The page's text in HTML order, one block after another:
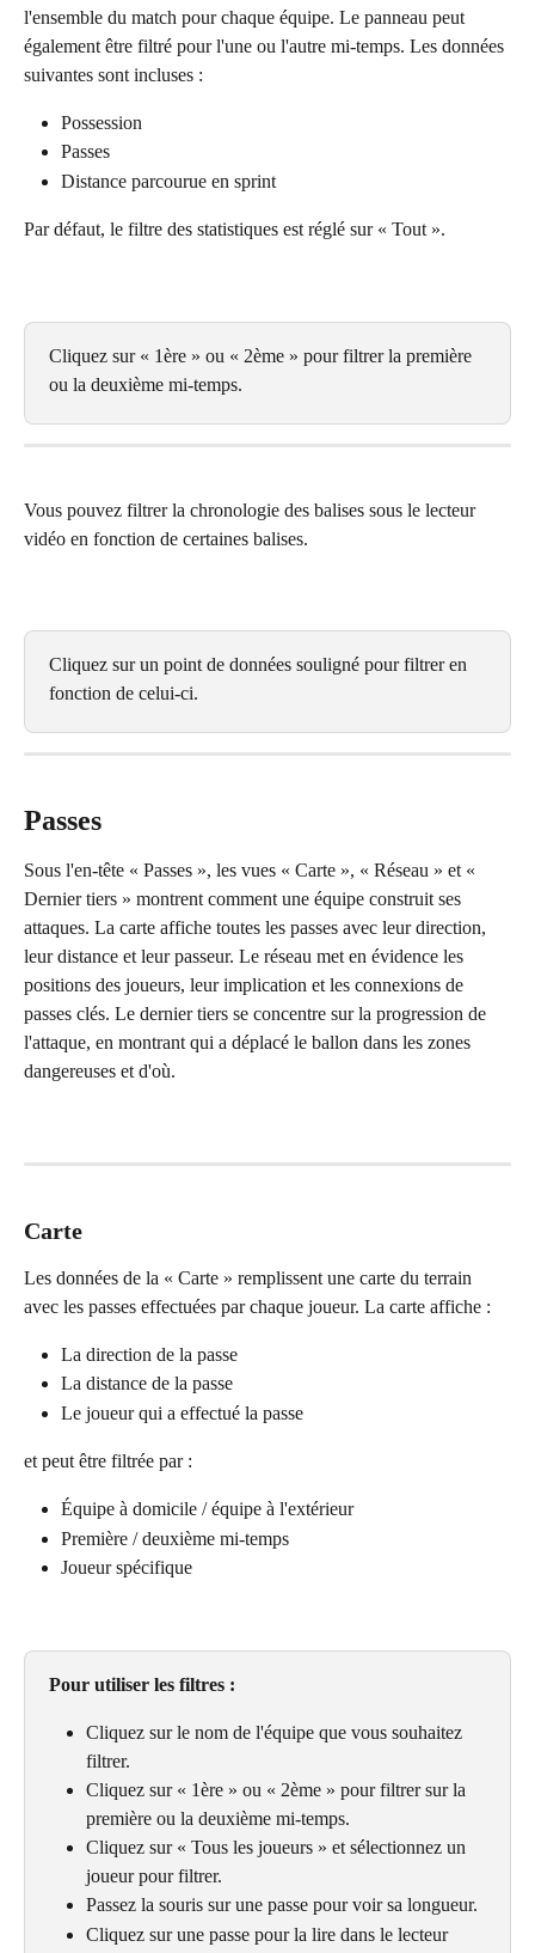
l'ensemble du match pour chaque équipe. Le panneau peut
également être filtré pour l'une ou l'autre mi-temps. Les données
suivantes sont incluses :
Possession
Passes
Distance parcourue en sprint
Par défaut, le filtre des statistiques est réglé sur « Tout ».
Cliquez sur « 1ère » ou « 2ème » pour filtrer la première
ou la deuxième mi-temps.
Vous pouvez filtrer la chronologie des balises sous le lecteur
vidéo en fonction de certaines balises.
Cliquez sur un point de données souligné pour filtrer en
fonction de celui-ci.
Passes
Sous l'en-tête « Passes », les vues « Carte », « Réseau » et «
Dernier tiers » montrent comment une équipe construit ses
attaques. La carte affiche toutes les passes avec leur direction,
leur distance et leur passeur. Le réseau met en évidence les
positions des joueurs, leur implication et les connexions de
passes clés. Le dernier tiers se concentre sur la progression de
l'attaque, en montrant qui a déplacé le ballon dans les zones
dangereuses et d'où.
Carte
Les données de la « Carte » remplissent une carte du terrain
avec les passes effectuées par chaque joueur. La carte affiche :
La direction de la passe
La distance de la passe
Le joueur qui a effectué la passe
et peut être filtrée par :
Équipe à domicile / équipe à l'extérieur
Première / deuxième mi-temps
Joueur spécifique
Pour utiliser les filtres :
Cliquez sur le nom de l'équipe que vous souhaitez
filtrer.
Cliquez sur « 1ère » ou « 2ème » pour filtrer sur la
première ou la deuxième mi-temps.
Cliquez sur « Tous les joueurs » et sélectionnez un
joueur pour filtrer.
Passez la souris sur une passe pour voir sa longueur.
Cliquez sur une passe pour la lire dans le lecteur